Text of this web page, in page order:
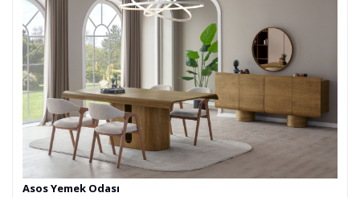
Asos Yemek Odası